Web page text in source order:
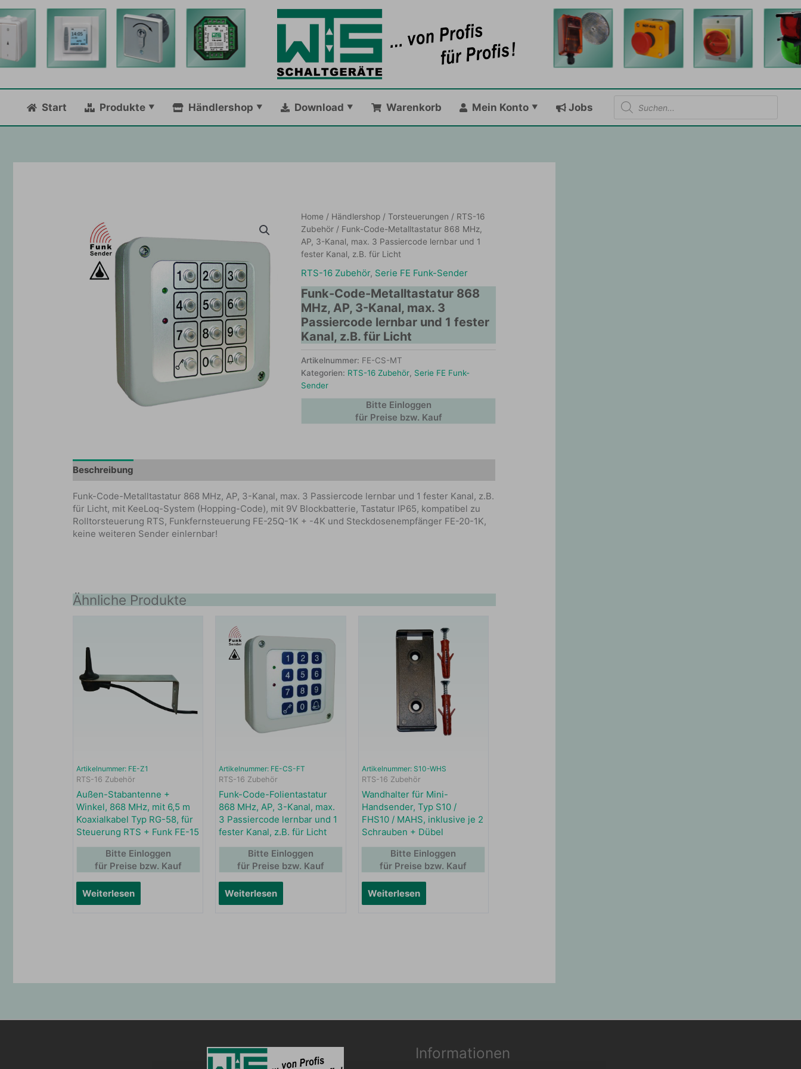
Zum
Inhalt
springen
Start Produkte Händlershop Download Warenkorb Mein Konto Jobs
Products
search
Home / Händlershop /Torsteuerungen / RTS-16
Zubehör / Funk-Code-Metalltastatur 868 MHz,
AP, 3-Kanal, max. 3 Passiercode lernbar und 1
fester Kanal, z.B. für Licht
RTS-16 Zubehör, Serie FE Funk-Sender
Funk-Code-Metalltastatur 868
MHz, AP, 3-Kanal, max. 3
Passiercode lernbar und 1 fester
Kanal, z.B. für Licht
Artikelnummer: FE-CS-MT
Kategorien: RTS-16 Zubehör Serie FE Funk-
Sender
Bitte Einloggen
für Preise bzw. Kauf
Beschreibung
Funk-Code-Metalltastatur 868 MHz, AP, 3-Kanal, max. 3 Passiercode lernbar und 1 fester Kanal, z.B.
für Licht, mit KeeLoq-System (Hopping-Code), mit 9V Blockbatterie, Tastatur IP65, kompatibel zu
Rolltorsteuerung RTS, Funkfernsteuerung FE-25Q-1K + -4K und Steckdosenempfänger FE-20-1K,
keine weiteren Sender einlernbar!
Ähnliche Produkte
Artikelnummer: FE-Z1
RTS-16 Zubehör
Außen-Stabantenne +
Winkel, 868 MHz, mit 6,5 m
Koaxialkabel Typ RG-58, für
Steuerung RTS + Funk FE-15
Weiterlesen
Bitte Einloggen
für Preise bzw. Kauf
Artikelnummer: FE-CS-FT
RTS-16 Zubehör
Funk-Code-Folientastatur
868 MHz, AP, 3-Kanal, max.
3 Passiercode lernbar und 1
fester Kanal, z.B. für Licht
Weiterlesen
Bitte Einloggen
für Preise bzw. Kauf
Artikelnummer: S10-WHS
RTS-16 Zubehör
Wandhalter für Mini-
Handsender, Typ S10 /
FHS10 / MAHS, inklusive je 2
Schrauben + Dübel
Weiterlesen
Bitte Einloggen
für Preise bzw. Kauf
Informationen